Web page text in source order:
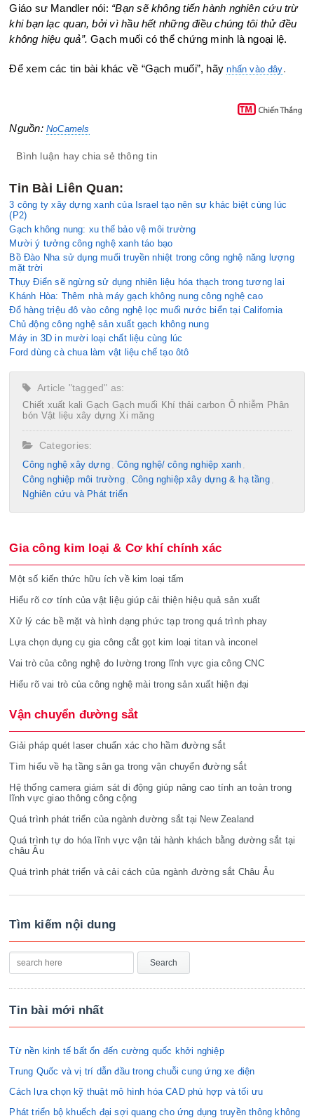
Giáo sư Mandler nói: “Bạn sẽ không tiến hành nghiên cứu trừ
khi bạn lạc quan, bởi vì hầu hết những điều chúng tôi thử đều
không hiệu quả”. Gạch muối có thể chứng minh là ngoại lệ.
Để xem các tin bài khác về “Gạch muối”, hãynhấn vào đây.
Nguồn:NoCamels
Bình luận hay chia sẻ thông tin
Tin Bài Liên Quan:
3 công ty xây dựng xanh của Israel tạo nên sự khác biệt cùng lúc
(P2)
Gạch không nung: xu thế bảo vệ môi trường
Mười ý tưởng công nghệ xanh táo bạo
Bồ Đào Nha sử dụng muối truyền nhiệt trong công nghệ năng lượng
mặt trời
Thụy Điển sẽ ngừng sử dụng nhiên liệu hóa thạch trong tương lai
Khánh Hòa: Thêm nhà máy gạch không nung công nghệ cao
Đổ hàng triệu đô vào công nghệ lọc muối nước biển tại California
Chủ động công nghệ sản xuất gạch không nung
Máy in 3D in mười loại chất liệu cùng lúc
Ford dùng cà chua làm vật liệu chế tạo ôtô
Article "tagged" as:
Chiết xuất kali Gạch Gạch muối Khí thải carbon Ô nhiễm Phân
bón Vật liệu xây dựng Xi măng
Categories:
Công nghệ xây dựng
Công nghệ/ công nghiệp xanh
Công nghiệp môi trường
Công nghiệp xây dựng & hạ tầng
Nghiên cứu và Phát triển
Gia công kim loại & Cơ khí chính xác
Một số kiến thức hữu ích về kim loại tấm
Hiểu rõ cơ tính của vật liệu giúp cải thiện hiệu quả sản xuất
Xử lý các bề mặt và hình dạng phức tạp trong quá trình phay
Lựa chọn dụng cụ gia công cắt gọt kim loại titan và inconel
Vai trò của công nghệ đo lường trong lĩnh vực gia công CNC
Hiểu rõ vai trò của công nghệ mài trong sản xuất hiện đại
Vận chuyển đường sắt
Giải pháp quét laser chuẩn xác cho hầm đường sắt
Tìm hiểu về hạ tầng sân ga trong vận chuyển đường sắt
Hệ thống camera giám sát di động giúp nâng cao tính an toàn trong
lĩnh vực giao thông công cộng
Quá trình phát triển của ngành đường sắt tại New Zealand
Quá trình tự do hóa lĩnh vực vận tải hành khách bằng đường sắt tại
châu Âu
Quá trình phát triển và cải cách của ngành đường sắt Châu Âu
Tìm kiếm nội dung
Tin bài mới nhất
Từ nền kinh tế bất ổn đến cường quốc khởi nghiệp
Trung Quốc và vị trí dẫn đầu trong chuỗi cung ứng xe điện
Cách lựa chọn kỹ thuật mô hình hóa CAD phù hợp và tối ưu
Phát triển bộ khuếch đại sợi quang cho ứng dụng truyền thông không